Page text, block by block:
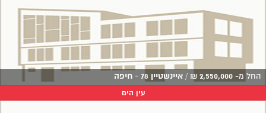
החל מ- 2,550,000
₪
/ איינשטיין 78 - חיפה
עין הים